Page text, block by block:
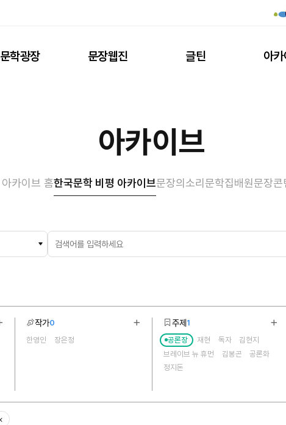
문학광장 문장웹진 글틴 아
아카이브
아카이브 홈한국문학 비평 아카이브문장의소리 문학집배원문장콘
작가0
한영인
장은정
주제1
공론장
재현 독자
김현지
브레이브 뉴 휴먼
김봉곤
공론화
정지돈